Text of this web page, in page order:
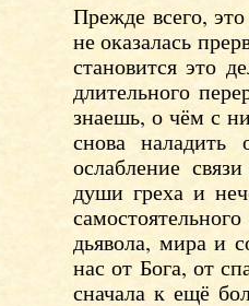
Прежде всего,
не оказалась
становится это
длительного
знаешь, о чём с
снова наладить
ослабление
души греха и
дьявола, мира и
нас от Бога, от
сначала к ещё